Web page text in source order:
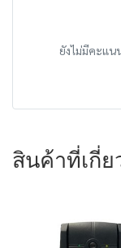
ยังไม่มีคะแน
สินค้าที่เกี่ย